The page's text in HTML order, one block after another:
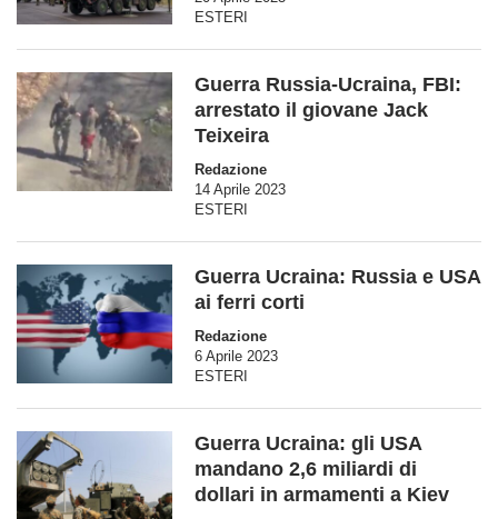
ESTERI
Guerra Russia-Ucraina, FBI:
arrestato il giovane Jack
Teixeira
Redazione
14 Aprile 2023
ESTERI
Guerra Ucraina: Russia e USA
ai ferri corti
Redazione
6 Aprile 2023
ESTERI
Guerra Ucraina: gli USA
mandano 2,6 miliardi di
dollari in armamenti a Kiev